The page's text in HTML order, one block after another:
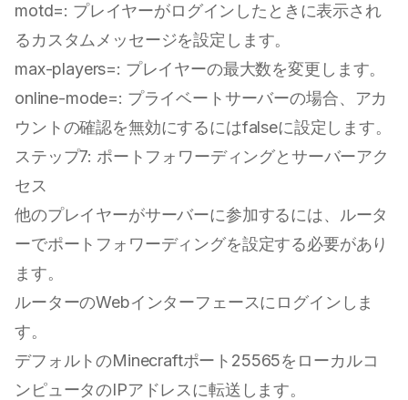
motd=: プレイヤーがログインしたときに表示され
るカスタムメッセージを設定します。
max-players=: プレイヤーの最大数を変更します。
online-mode=: プライベートサーバーの場合、アカ
ウントの確認を無効にするにはfalseに設定します。
ステップ7: ポートフォワーディングとサーバーアク
セス
他のプレイヤーがサーバーに参加するには、ルータ
ーでポートフォワーディングを設定する必要があり
ます。
ルーターのWebインターフェースにログインしま
す。
デフォルトのMinecraftポート25565をローカルコ
ンピュータのIPアドレスに転送します。